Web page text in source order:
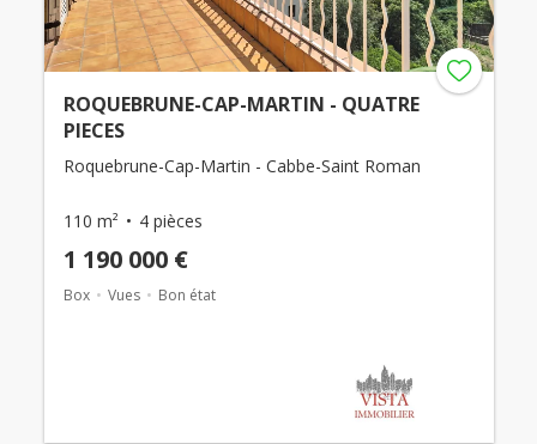
ROQUEBRUNE-CAP-MARTIN - QUATRE
PIECES
Roquebrune-Cap-Martin - Cabbe-Saint Roman
110 m² 4 pièces
1 190 000 €
Box Vues Bon état